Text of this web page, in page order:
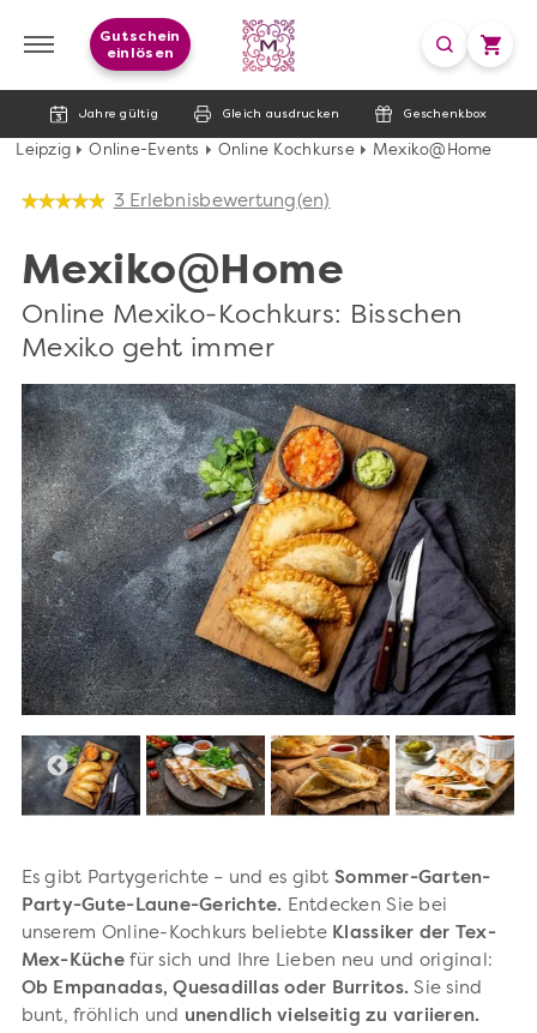
Jahre gültig Gleich ausdrucken Geschenkbox
Gutschein
einlösen
Leipzig Online-Events Online Kochkurse Mexiko@Home
3 Erlebnisbewertung(en)
Mexiko@Home
Online Mexiko-Kochkurs: Bisschen
Mexiko geht immer
Es gibt Partygerichte – und es gibtSommer-Garten-
Party-Gute-Laune-Gerichte. Entdecken Sie bei
unserem Online-Kochkurs beliebte Klassiker der Tex-
Mex-Küchefür sich und Ihre Lieben neu und original:
Ob Empanadas, Quesadillas oder Burritos. Sie sind
bunt, fröhlich und unendlich vielseitig zu variieren.